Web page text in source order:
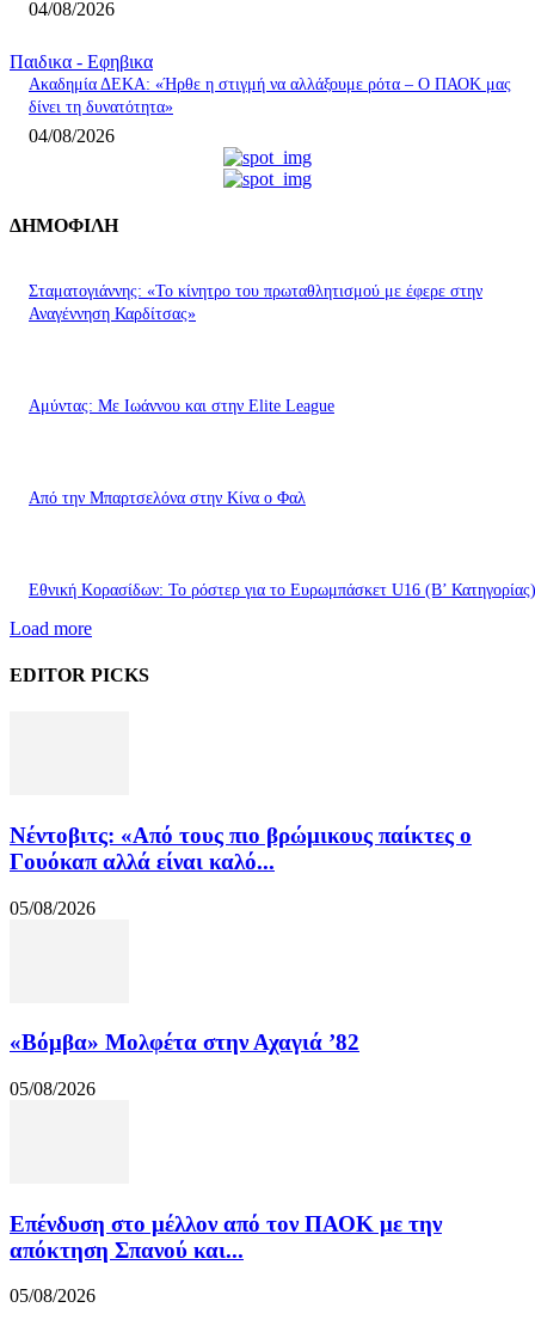
04/08/2026
Παιδικα - Εφηβικα
Ακαδημία ΔΕΚΑ: «Ήρθε η στιγμή να αλλάξουμε ρότα – Ο ΠΑΟΚ μας
δίνει τη δυνατότητα»
04/08/2026
ΔΗΜΟΦΙΛΗ
Σταματογιάννης: «Το κίνητρο του πρωταθλητισμού με έφερε στην
Αναγέννηση Καρδίτσας»
Αμύντας: Με Ιωάννου και στην Elite League
Από την Μπαρτσελόνα στην Κίνα ο Φαλ
Εθνική Κορασίδων: Το ρόστερ για το Ευρωμπάσκετ U16 (B’ Κατηγορίας)
Load more
EDITOR PICKS
Νέντοβιτς: «Από τους πιο βρώμικους παίκτες ο
Γουόκαπ αλλά είναι καλό...
05/08/2026
«Βόμβα» Μολφέτα στην Αχαγιά ’82
05/08/2026
Επένδυση στο μέλλον από τον ΠΑΟΚ με την
απόκτηση Σπανού και...
05/08/2026